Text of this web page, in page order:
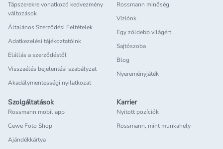
Tápszerekre vonatkozó kedvezmény
változások
Általános Szerződési Feltételek
Adatkezelési tájékoztatóink
Elállás a szerződéstől
Visszaélés bejelentési szabályzat
Akadálymentességi nyilatkozat
Rossmann minőség
Víziónk
Egy zöldebb világért
Sajtószoba
Blog
Nyereményjáték
Szolgáltatások
Rossmann mobil app
Cewe Foto Shop
Ajándékkártya
Karrier
Nyitott pozíciók
Rossmann, mint munkahely